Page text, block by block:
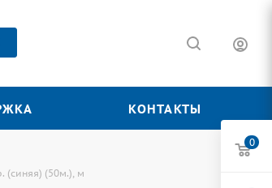
КОНТАКТЫ
(синяя) (50м.), м
0